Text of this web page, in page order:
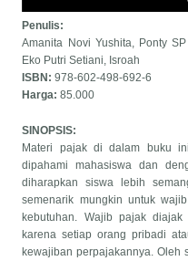
Penulis:
Amanita Novi Yushita, Ponty
Eko Putri Setiani, Isroah
ISBN:978-602-498-692-6
Harga:85.000
SINOPSIS:
Materi pajak di dalam buku
dipahami mahasiswa dan
diharapkan siswa lebih
semenarik mungkin untuk
kebutuhan. Wajib pajak
karena setiap orang pribadi
kewajiban perpajakannya. Oleh